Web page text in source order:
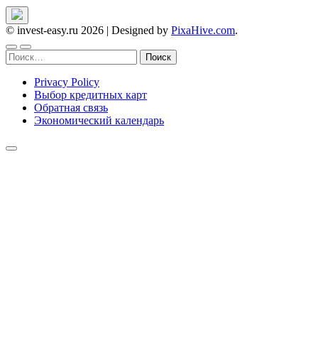
© invest-easy.ru 2026 | Designed by PixaHive.com.
Найти:
Privacy Policy
Выбор кредитных карт
Обратная связь
Экономический календарь